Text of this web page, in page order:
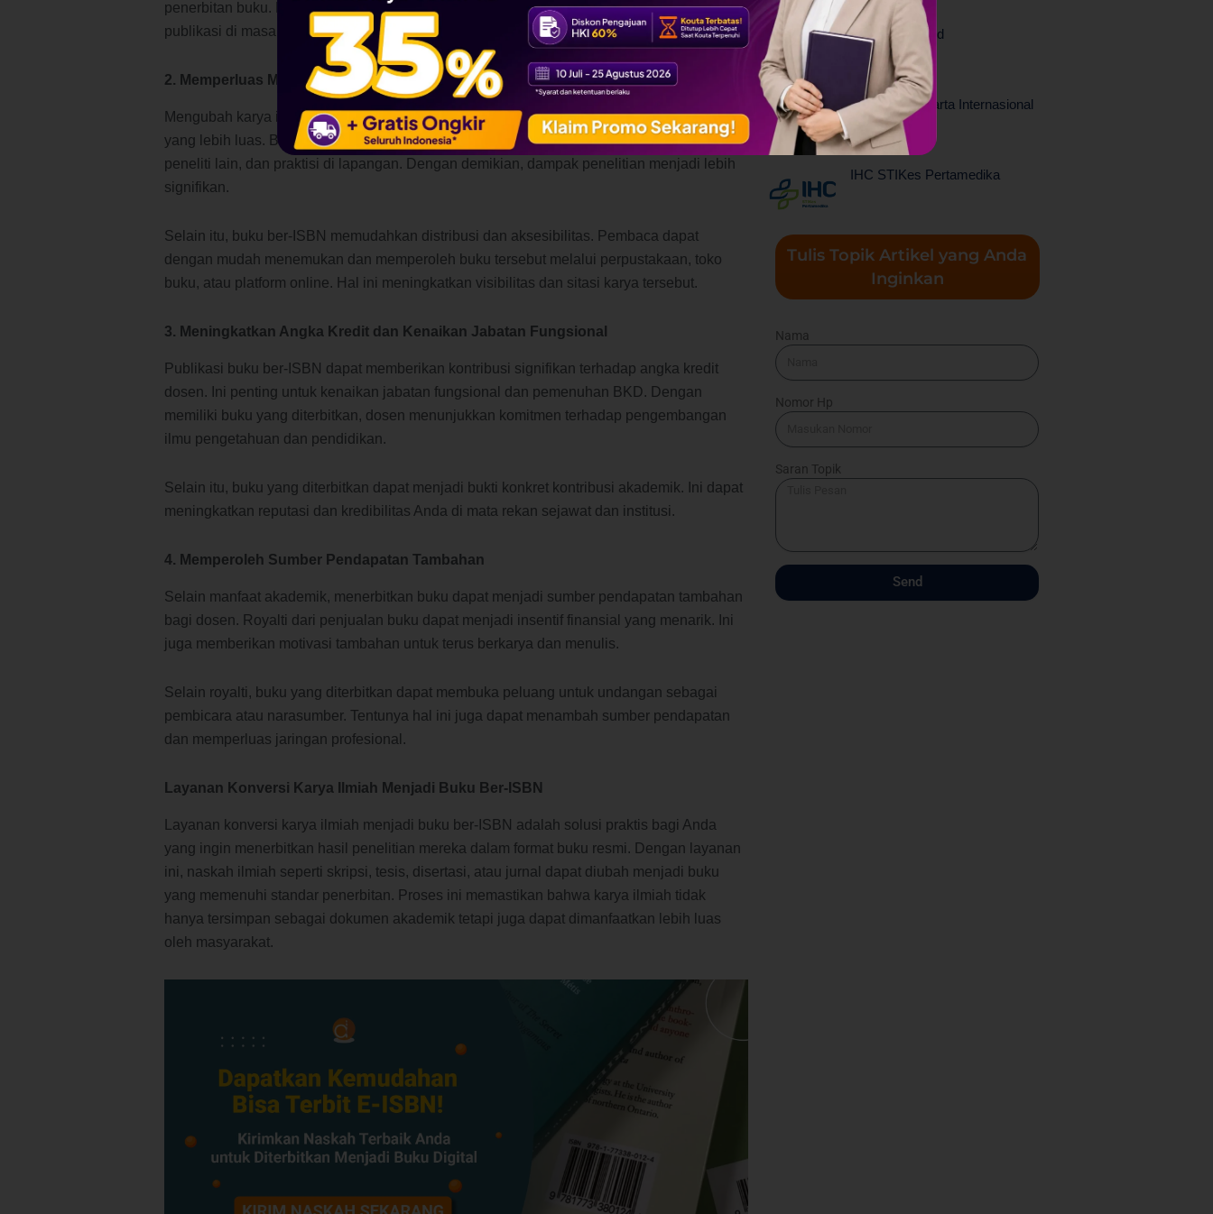
penerbitan buku. Pengalaman ini dapat meningkatkan kualitas penulisan akademik dan
publikasi di masa depan.
2. Memperluas Manfaat dari Hasil Penelitian
Mengubah karya ilmiah menjadi buku memungkinkan hasil penelitian menjangkau audiens
yang lebih luas. Buku yang diterbitkan dapat digunakan sebagai referensi oleh mahasiswa,
peneliti lain, dan praktisi di lapangan. Dengan demikian, dampak penelitian menjadi lebih
signifikan.
Selain itu, buku ber-ISBN memudahkan distribusi dan aksesibilitas. Pembaca dapat
dengan mudah menemukan dan memperoleh buku tersebut melalui perpustakaan, toko
buku, atau platform online. Hal ini meningkatkan visibilitas dan sitasi karya tersebut.
3. Meningkatkan Angka Kredit dan Kenaikan Jabatan Fungsional
Publikasi buku ber-ISBN dapat memberikan kontribusi signifikan terhadap angka kredit
dosen. Ini penting untuk kenaikan jabatan fungsional dan pemenuhan BKD. Dengan
memiliki buku yang diterbitkan, dosen menunjukkan komitmen terhadap pengembangan
ilmu pengetahuan dan pendidikan.
Selain itu, buku yang diterbitkan dapat menjadi bukti konkret kontribusi akademik. Ini dapat
meningkatkan reputasi dan kredibilitas Anda di mata rekan sejawat dan institusi.
4. Memperoleh Sumber Pendapatan Tambahan
Selain manfaat akademik, menerbitkan buku dapat menjadi sumber pendapatan tambahan
bagi dosen. Royalti dari penjualan buku dapat menjadi insentif finansial yang menarik. Ini
juga memberikan motivasi tambahan untuk terus berkarya dan menulis.
Selain royalti, buku yang diterbitkan dapat membuka peluang untuk undangan sebagai
pembicara atau narasumber. Tentunya hal ini juga dapat menambah sumber pendapatan
dan memperluas jaringan profesional.
Layanan Konversi Karya Ilmiah Menjadi Buku Ber-ISBN
Layanan konversi karya ilmiah menjadi buku ber-ISBN adalah solusi praktis bagi Anda
yang ingin menerbitkan hasil penelitian mereka dalam format buku resmi. Dengan layanan
ini, naskah ilmiah seperti skripsi, tesis, disertasi, atau jurnal dapat diubah menjadi buku
yang memenuhi standar penerbitan. Proses ini memastikan bahwa karya ilmiah tidak
hanya tersimpan sebagai dokumen akademik tetapi juga dapat dimanfaatkan lebih luas
oleh masyarakat.
Politeknik Sahid
Politeknik Jakarta Internasional
IHC STIKes Pertamedika
Tulis Topik Artikel yang Anda
Inginkan
Nama
Nomor Hp
Saran Topik
Send